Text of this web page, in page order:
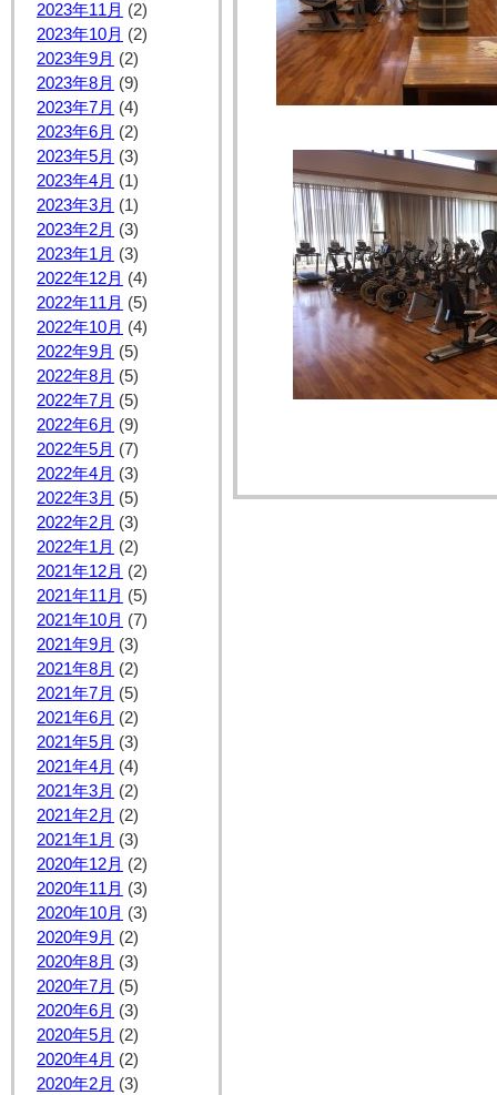
2023年11月 (2)
2023年10月 (2)
2023年9月 (2)
2023年8月 (9)
2023年7月 (4)
2023年6月 (2)
2023年5月 (3)
2023年4月 (1)
2023年3月 (1)
2023年2月 (3)
2023年1月 (3)
2022年12月 (4)
2022年11月 (5)
2022年10月 (4)
2022年9月 (5)
2022年8月 (5)
2022年7月 (5)
2022年6月 (9)
2022年5月 (7)
2022年4月 (3)
2022年3月 (5)
2022年2月 (3)
2022年1月 (2)
2021年12月 (2)
2021年11月 (5)
2021年10月 (7)
2021年9月 (3)
2021年8月 (2)
2021年7月 (5)
2021年6月 (2)
2021年5月 (3)
2021年4月 (4)
2021年3月 (2)
2021年2月 (2)
2021年1月 (3)
2020年12月 (2)
2020年11月 (3)
2020年10月 (3)
2020年9月 (2)
2020年8月 (3)
2020年7月 (5)
2020年6月 (3)
2020年5月 (2)
2020年4月 (2)
2020年2月 (3)